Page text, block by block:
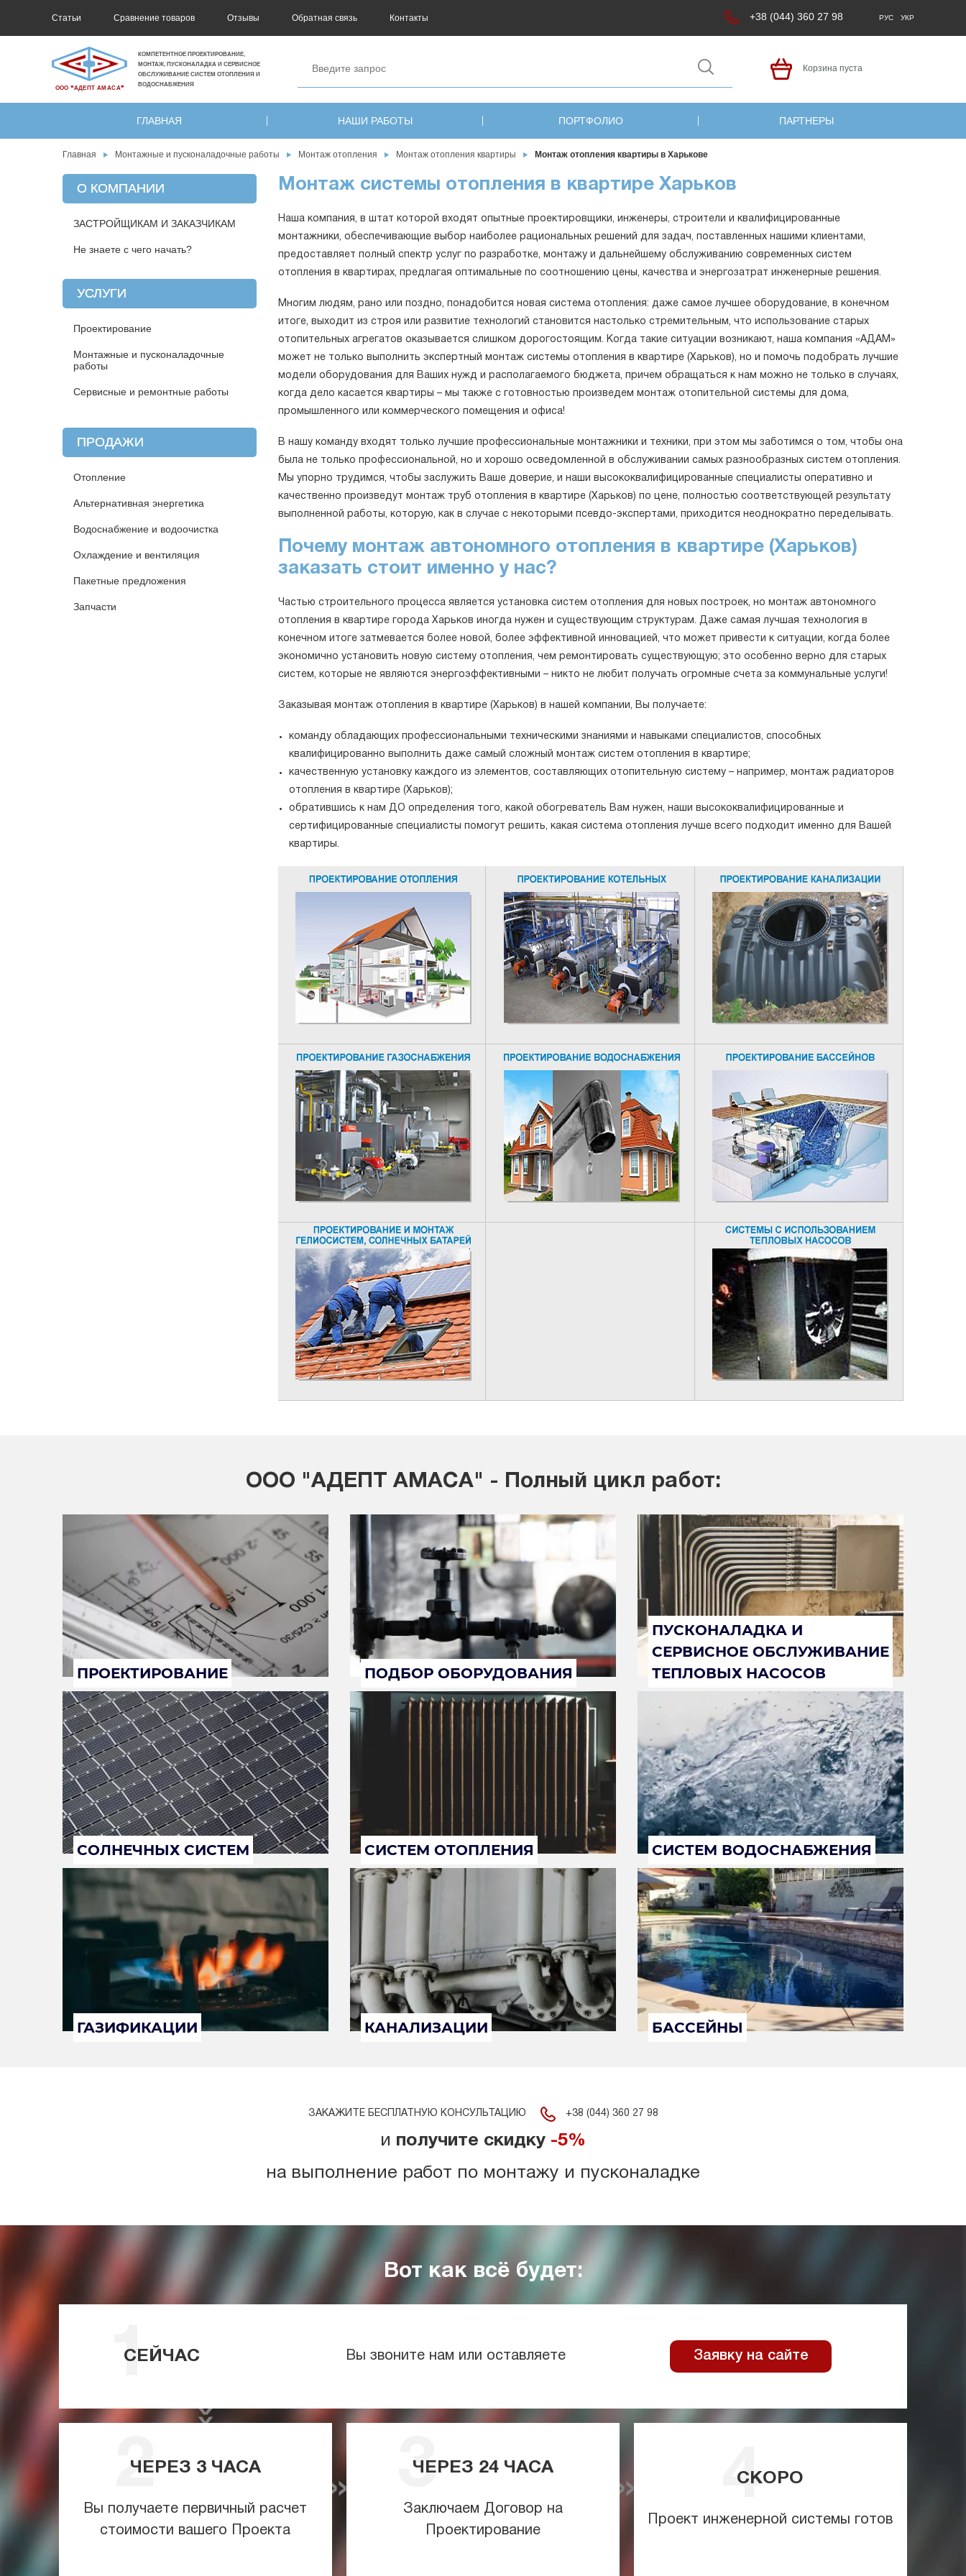
Статьи Сравнение товаров Отзывы Обратная связь Контакты +38 (044) 360 27 98 РУС УКР
ООО ❝АДЕПТ АМАСА❞
КОМПЕТЕНТНОЕ ПРОЕКТИРОВАНИЕ,
МОНТАЖ, ПУСКОНАЛАДКА И СЕРВИСНОЕ
ОБСЛУЖИВАНИЕ СИСТЕМ ОТОПЛЕНИЯ И
ВОДОСНАБЖЕНИЯ
Корзина пуста
ГЛАВНАЯ НАШИ РАБОТЫ ПОРТФОЛИО ПАРТНЕРЫ
Главная Монтажные и пусконаладочные работы Монтаж отопления Монтаж отопления квартиры Монтаж отопления квартиры в Харькове
Монтаж системы отопления в квартире Харьков
Наша компания, в штат которой входят опытные проектировщики, инженеры, строители и квалифицированные
монтажники, обеспечивающие выбор наиболее рациональных решений для задач, поставленных нашими клиентами,
предоставляет полный спектр услуг по разработке, монтажу и дальнейшему обслуживанию современных систем
отопления в квартирах, предлагая оптимальные по соотношению цены, качества и энергозатрат инженерные решения.
Многим людям, рано или поздно, понадобится новая система отопления: даже самое лучшее оборудование, в конечном
итоге, выходит из строя или развитие технологий становится настолько стремительным, что использование старых
отопительных агрегатов оказывается слишком дорогостоящим. Когда такие ситуации возникают, наша компания «АДАМ»
может не только выполнить экспертный монтаж системы отопления в квартире (Харьков), но и помочь подобрать лучшие
модели оборудования для Ваших нужд и располагаемого бюджета, причем обращаться к нам можно не только в случаях,
когда дело касается квартиры – мы также с готовностью произведем монтаж отопительной системы для дома,
промышленного или коммерческого помещения и офиса!
В нашу команду входят только лучшие профессиональные монтажники и техники, при этом мы заботимся о том, чтобы она
была не только профессиональной, но и хорошо осведомленной в обслуживании самых разнообразных систем отопления.
Мы упорно трудимся, чтобы заслужить Ваше доверие, и наши высококвалифицированные специалисты оперативно и
качественно произведут монтаж труб отопления в квартире (Харьков) по цене, полностью соответствующей результату
выполненной работы, которую, как в случае с некоторыми псевдо-экспертами, приходится неоднократно переделывать.
Почему монтаж автономного отопления в квартире (Харьков)
заказать стоит именно у нас?
Частью строительного процесса является установка систем отопления для новых построек, но монтаж автономного
отопления в квартире города Харьков иногда нужен и существующим структурам. Даже самая лучшая технология в
конечном итоге затмевается более новой, более эффективной инновацией, что может привести к ситуации, когда более
экономично установить новую систему отопления, чем ремонтировать существующую; это особенно верно для старых
систем, которые не являются энергоэффективными – никто не любит получать огромные счета за коммунальные услуги!
Заказывая монтаж отопления в квартире (Харьков) в нашей компании, Вы получаете:
команду обладающих профессиональными техническими знаниями и навыками специалистов, способных
квалифицированно выполнить даже самый сложный монтаж систем отопления в квартире;
качественную установку каждого из элементов, составляющих отопительную систему – например, монтаж радиаторов
отопления в квартире (Харьков);
обратившись к нам ДО определения того, какой обогреватель Вам нужен, наши высококвалифицированные и
сертифицированные специалисты помогут решить, какая система отопления лучше всего подходит именно для Вашей
квартиры.
О КОМПАНИИ
ЗАСТРОЙЩИКАМ И ЗАКАЗЧИКАМ
Не знаете с чего начать?
УСЛУГИ
Проектирование
Монтажные и пусконаладочные
работы
Сервисные и ремонтные работы
ПРОДАЖИ
Отопление
Альтернативная энергетика
Водоснабжение и водоочистка
Охлаждение и вентиляция
Пакетные предложения
Запчасти
ООО "АДЕПТ АМАСА" - Полный цикл работ:
ПРОЕКТИРОВАНИЕ ПОДБОР ОБОРУДОВАНИЯ
ПУСКОНАЛАДКА И
СЕРВИСНОЕ ОБСЛУЖИВАНИЕ
ТЕПЛОВЫХ НАСОСОВ
СОЛНЕЧНЫХ СИСТЕМ СИСТЕМ ОТОПЛЕНИЯ СИСТЕМ ВОДОСНАБЖЕНИЯ
ГАЗИФИКАЦИИ КАНАЛИЗАЦИИ БАССЕЙНЫ
ЗАКАЖИТЕ БЕСПЛАТНУЮ КОНСУЛЬТАЦИЮ +38 (044) 360 27 98
и получите скидку -5%
на выполнение работ по монтажу и пусконаладке
Вот как всё будет:
СЕЙЧАС Вы звоните нам или оставляете Заявку на сайте
ЧЕРЕЗ 3ЧАСА
Вы получаете первичный расчет
стоимости вашего Проекта
ЧЕРЕЗ 24ЧАСА
Заключаем Договор на
Проектирование
СКОРО
Проект инженерной системы готов